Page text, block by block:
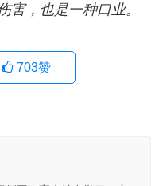
害，也是一种口业。
703赞